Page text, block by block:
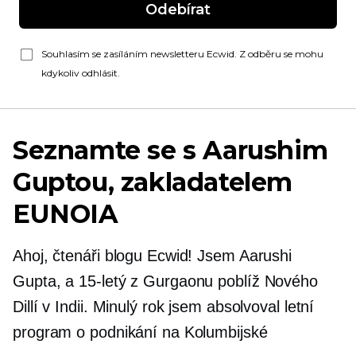
Odebírat
Souhlasím se zasíláním newsletteru Ecwid. Z odběru se mohu
kdykoliv odhlásit.
Seznamte se s Aarushim
Guptou, zakladatelem
EUNOIA
Ahoj, čtenáři blogu Ecwid! Jsem Aarushi
Gupta, a 15-letýz Gurgaonu poblíž Nového
Dillí v Indii. Minulý rok jsem absolvoval letní
program o podnikání na Kolumbijské